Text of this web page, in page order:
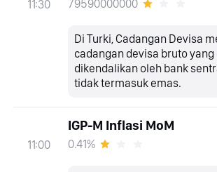
11:30 79590000000
Di Turki, Cadangan Devisa
cadangan devisa bruto
dikendalikan oleh bank
tidak termasuk emas.
11:00
IGP-M Inflasi MoM
0.41%